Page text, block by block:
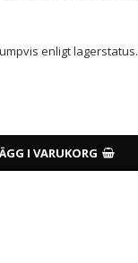
enligt lagerstatus.
I VARUKORG